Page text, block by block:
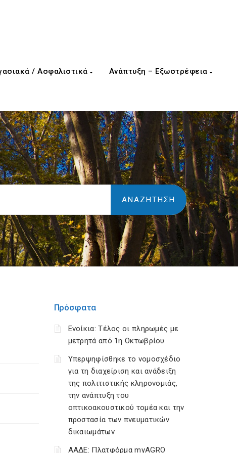
/ Ασφαλιστικά Ανάπτυξη – Εξωστρέφεια
Πρόσφατα
Ενοίκια: Τέλος οι πληρωμές με
μετρητά από 1η Οκτωβρίου
Υπερψηφίσθηκε το νομοσχέδιο
για τη διαχείριση και ανάδειξη
της πολιτιστικής κληρονομιάς,
την ανάπτυξη του
οπτικοακουστικού τομέα και την
προστασία των πνευματικών
δικαιωμάτων
ΑΑΔΕ: Πλατφόρμα myAGRO